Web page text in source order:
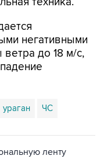
негативными
до 18 м/с,
ураган ЧС
ленту